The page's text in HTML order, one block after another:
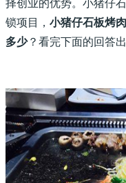
择创业的优势。小猪仔
锁项目， 小猪仔石板烤
多少？看完下面的回答